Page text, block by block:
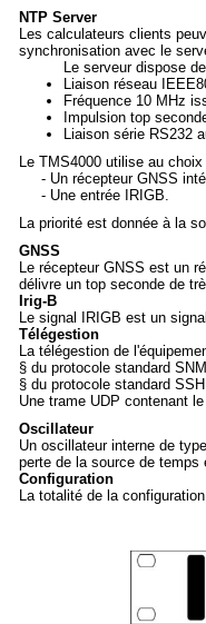
NTP Server
Les calculateurs clients
synchronisation avec le
Le serveur dispose
Liaison réseau
Fréquence 10 MHz
Impulsion top
Liaison série RS232
Le TMS4000 utilise au
- Un récepteur GNSS
- Une entrée IRIGB.
La priorité est donnée à la
GNSS
Le récepteur GNSS est un
délivre un top seconde de
Irig-B
Le signal IRIGB est un
Télégestion
La télégestion de
§ du protocole standard
§ du protocole standard SSH
Une trame UDP contenant
Oscillateur
Un oscillateur interne de
perte de la source de
Configuration
La totalité de la